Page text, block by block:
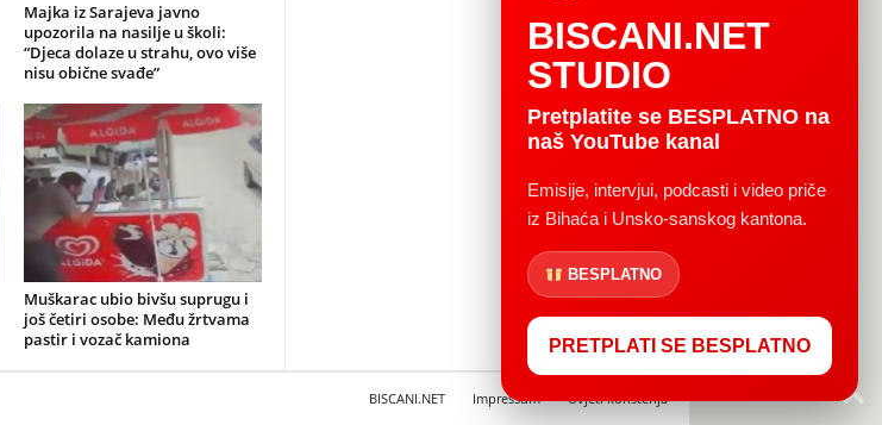
Majka iz Sarajeva javno
upozorila na nasilje u školi:
“Djeca dolaze u strahu, ovo više
nisu obične svađe”
Muškarac ubio bivšu suprugu i
još četiri osobe: Među žrtvama
pastir i vozač kamiona
BISCANI.NET Impressum Uvjeti korištenja
BISCANI.NET
STUDIO
Pretplatite se BESPLATNO na
naš YouTube kanal
Emisije, intervjui, podcasti i video priče
iz Bihaća i Unsko-sanskog kantona.
BESPLATNO
PRETPLATI SE BESPLATNO